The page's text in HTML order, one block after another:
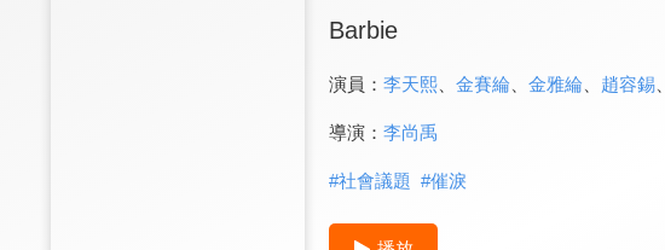
Barbie
演員： 李天熙、 金賽綸 金雅綸 趙容錫、
導演： 李尚禹
#社會議題 #催淚